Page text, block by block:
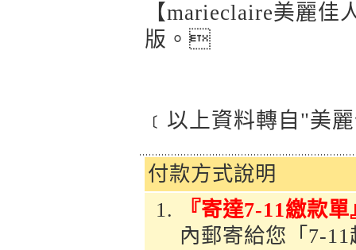
【marieclaire美麗
版。
﹝以上資料轉自"美
付款方式說明
『寄達7-11繳款單
內郵寄給您「7-